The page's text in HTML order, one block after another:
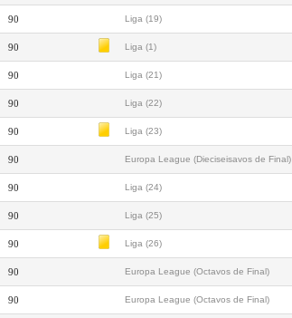
90 Liga (19)
90 Liga (1)
90 Liga (21)
90 Liga (22)
90 Liga (23)
90 Europa League (Dieciseisavos de Final)
90 Liga (24)
90 Liga (25)
90 Liga (26)
90 Europa League (Octavos de Final)
90 Europa League (Octavos de Final)